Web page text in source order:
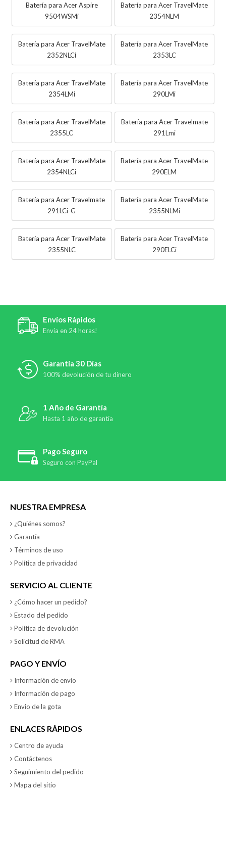
Batería para Acer Aspire
9504WSMi
Batería para Acer TravelMate
2354NLM
Batería para Acer TravelMate
2352NLCi
Batería para Acer TravelMate
2353LC
Batería para Acer TravelMate
2354LMi
Batería para Acer TravelMate
290LMi
Batería para Acer TravelMate
2355LC
Batería para Acer Travelmate
291Lmi
Batería para Acer TravelMate
2354NLCi
Batería para Acer TravelMate
290ELM
Batería para Acer Travelmate
291LCi-G
Batería para Acer TravelMate
2355NLMi
Batería para Acer TravelMate
2355NLC
Batería para Acer TravelMate
290ELCi
Envíos Rápidos
Envía en 24 horas!
Garantía 30 Días
100% devolución de tu dinero
1 Año de Garantía
Hasta 1 año de garantía
Pago Seguro
Seguro con PayPal
NUESTRA EMPRESA
¿Quiénes somos?
Garantía
Términos de uso
Política de privacidad
SERVICIO AL CLIENTE
¿Cómo hacer un pedido?
Estado del pedido
Política de devolución
Solicitud de RMA
PAGO Y ENVÍO
Información de envío
Información de pago
Envio de la gota
ENLACES RÁPIDOS
Centro de ayuda
Contáctenos
Seguimiento del pedido
Mapa del sitio